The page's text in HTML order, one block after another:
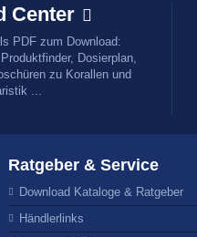
Center
PDF zum Download:
Dosierplan,
zu Korallen und
...
Ratgeber & Service
Download Kataloge & Ratgeber
Händlerlinks